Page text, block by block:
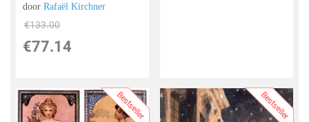
doorRafaël Kirchner
€133.00
€77.14
Bestseller Bestseller